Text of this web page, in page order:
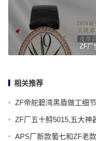
ZF厂
相关推荐
ZF帝舵碧湾黑盾做工细
ZF厂五十鲟5015,五大神
APS厂新款葡七和ZF老